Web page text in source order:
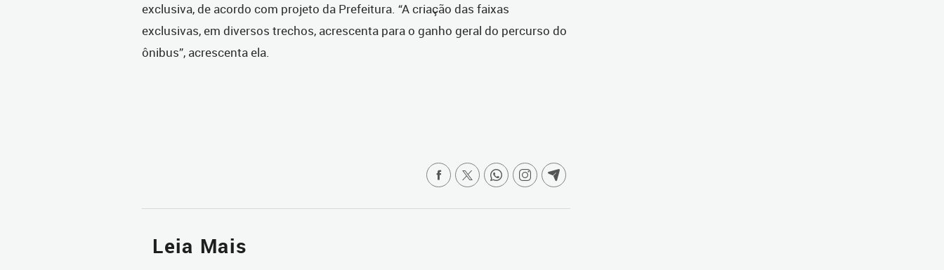
exclusiva, de acordo com projeto da Prefeitura. “A criação das faixas
exclusivas, em diversos trechos, acrescenta para o ganho geral do percurso do
ônibus”, acrescenta ela.
Leia Mais